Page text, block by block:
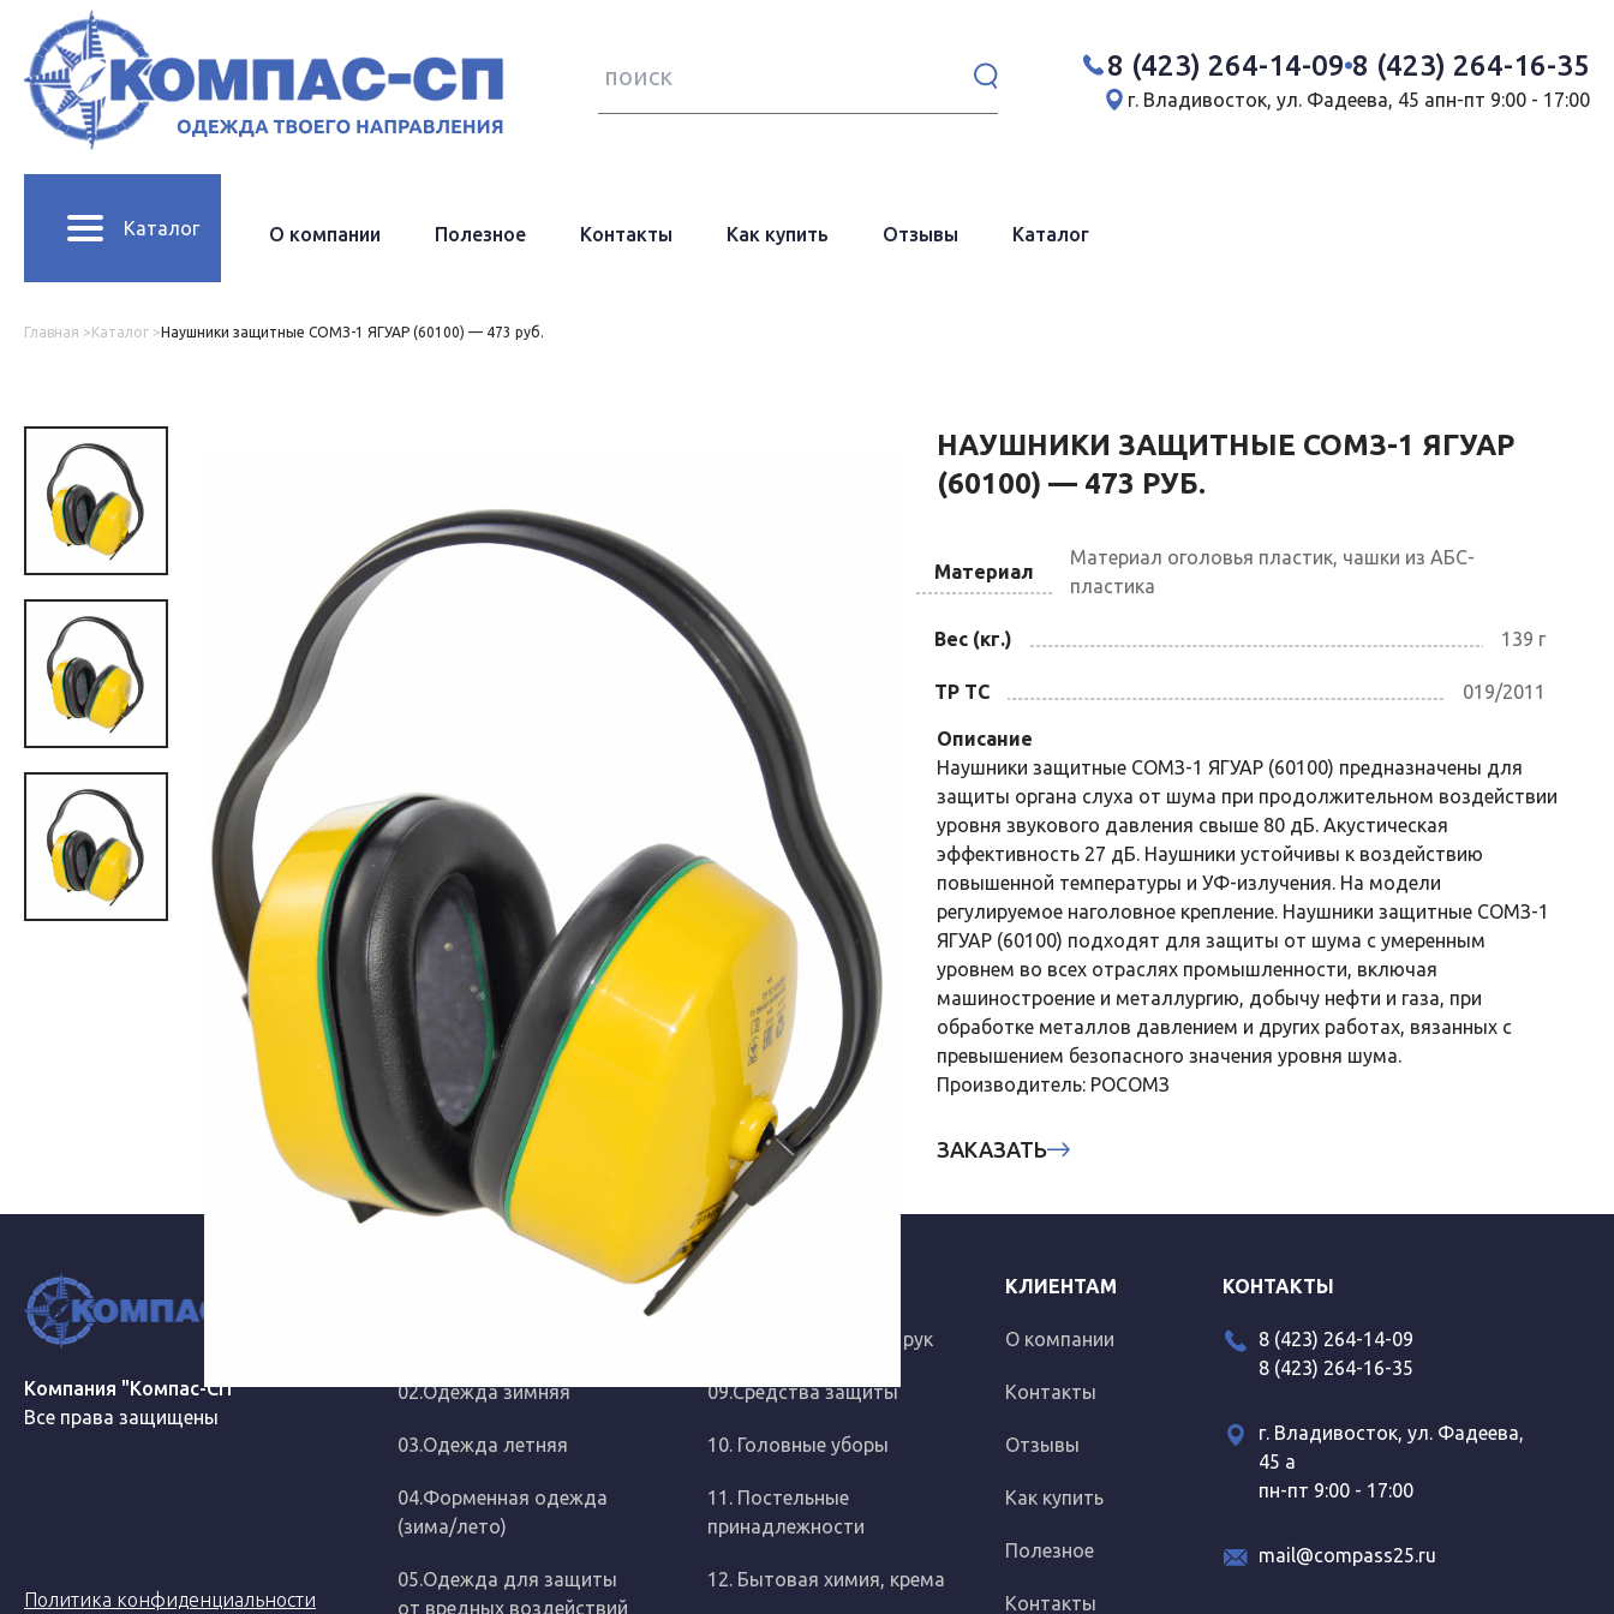
8 (423) 264-14-09 8 (423) 264-16-35
г. Владивосток, ул. Фадеева, 45 апн-пт 9:00 - 17:00
Каталог О компании Полезное Контакты Как купить Отзывы Каталог
Главная >Каталог >Наушники защитные СОМЗ-1 ЯГУАР (60100) — 473 руб.
НАУШНИКИ ЗАЩИТНЫЕ СОМЗ-1 ЯГУАР
(60100) — 473 РУБ.
Материал
Материал оголовья пластик, чашки из АБС-
пластика
Вес (кг.) 139 г
ТР ТС 019/2011
Описание
Наушники защитные СОМЗ-1 ЯГУАР (60100) предназначены для
защиты органа слуха от шума при продолжительном воздействии
уровня звукового давления свыше 80 дБ. Акустическая
эффективность 27 дБ. Наушники устойчивы к воздействию
повышенной температуры и УФ-излучения. На модели
регулируемое наголовное крепление. Наушники защитные СОМЗ-1
ЯГУАР (60100) подходят для защиты от шума с умеренным
уровнем во всех отраслях промышленности, включая
машиностроение и металлургию, добычу нефти и газа, при
обработке металлов давлением и других работах, вязанных с
превышением безопасного значения уровня шума.
Производитель: РОСОМЗ
ЗАКАЗАТЬ
Компания "Компас-СП"
Все права защищены
Политика конфиденциальности
02.Одежда зимняя
03.Одежда летняя
04.Форменная одежда
(зима/лето)
05.Одежда для защиты
от вредных воздействий
08.Средства защиты рук
09.Средства защиты
10. Головные уборы
11. Постельные
принадлежности
12. Бытовая химия, крема
КЛИЕНТАМ
О компании
Контакты
Отзывы
Как купить
Полезное
Контакты
КОНТАКТЫ
8 (423) 264-14-09
8 (423) 264-16-35
г. Владивосток, ул. Фадеева,
45 а
пн-пт 9:00 - 17:00
mail@compass25.ru